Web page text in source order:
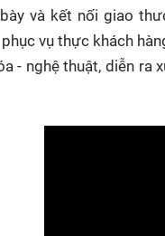
và kết nối giao
phục vụ thực khách
- nghệ thuật, diễn ra